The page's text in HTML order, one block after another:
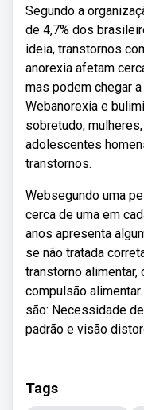
Segundo a
de 4,7% dos
ideia, transtornos
anorexia afetam
mas podem chegar
Webanorexia e
sobretudo,
adolescentes
transtornos.
Websegundo uma
cerca de uma em
anos apresenta
se não tratada
transtorno alimentar,
compulsão
são: Necessidade
padrão e visão
Tags